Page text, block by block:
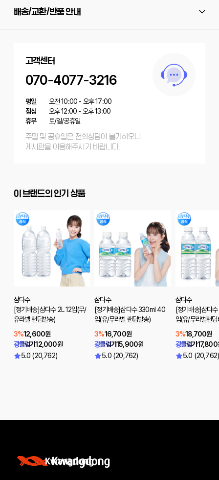
배송/교환/반품 안내
고객센터
070-4077-3216
평일
오전 10:00 - 오후 17:00
점심
오후 12:00 - 오후 13:00
휴무
토/일/공휴일
주말 및 공휴일은 전화상담이 불가하오니
게시판을 이용해주시기 바랍니다.
이 브랜드의 인기 상품
삼다수
[정기배송]삼다수 2L 12입(무/
유라벨 랜덤발송)
3%12,600원
광클럽가12,000원
5.0 (20,762)
삼다수
[정기배송]삼다수 330ml 40
입(유/무라벨 랜덤발송)
3%16,700원
광클럽가15,900원
5.0 (20,762)
삼다수
[정기배송]삼다
입(유/무라벨랜
3%18,700원
광클럽가17,800
5.0 (20,762)